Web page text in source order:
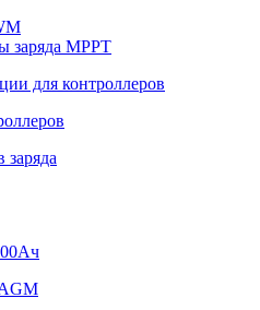
заряда MPPT
для контроллеров
заряда